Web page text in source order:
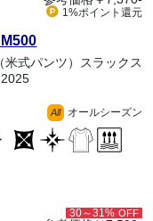
1%ポイント 還元
米式パンツ）スラックス
All オールシーズン
30～31% OFF